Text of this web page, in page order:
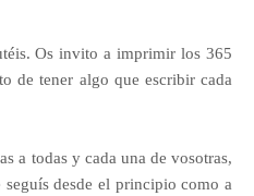
Os invito a imprimir los 365
de tener algo que escribir cada
a todas y cada una de vosotras,
desde el principio como a